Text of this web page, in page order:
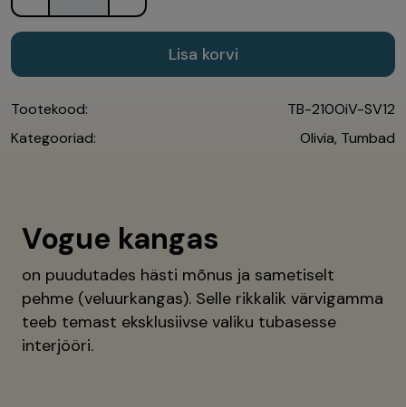
Lisa korvi
Tootekood:
TB-210OiV-SV12
Kategooriad:
Olivia, Tumbad
Vogue kangas
on puudutades hästi mõnus ja sametiselt
pehme (veluurkangas). Selle rikkalik värvigamma
teeb temast eksklusiivse valiku tubasesse
interjööri.